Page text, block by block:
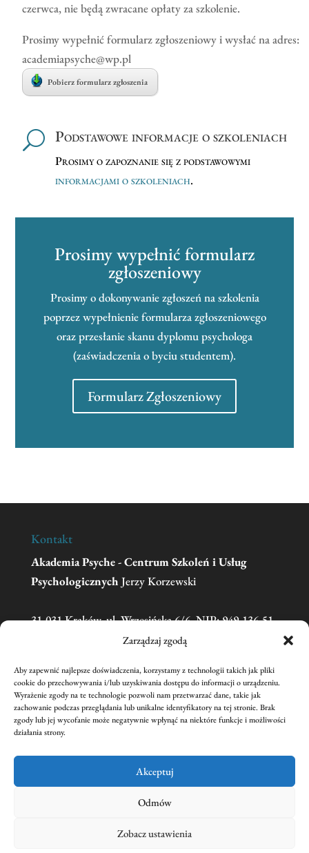
Zarządzaj zgodą
Aby zapewnić najlepsze doświadczenia, korzystamy z technologii takich jak pliki
cookie do przechowywania i/lub uzyskiwania dostępu do informacji o urządzeniu.
Wyrażenie zgody na te technologie pozwoli nam przetwarzać dane, takie jak
zachowanie podczas przeglądania lub unikalne identyfikatory na tej stronie. Brak
zgody lub jej wycofanie może negatywnie wpłynąć na niektóre funkcje i możliwości
działania strony.
Akceptuj
Odmów
Zobacz ustawienia
czerwca, nie będą zwracane opłaty za szkolenie.
Prosimy wypełnić formularz zgłoszeniowy i wysłać na adres:
academiapsyche@wp.pl
Pobierz formularz zgłoszenia
U Podstawowe informacje o szkoleniach
Prosimy o zapoznanie się z podstawowymi
informacjami o szkoleniach.
Prosimy wypełnić formularz
zgłoszeniowy
Prosimy o dokonywanie zgłoszeń na szkolenia
poprzez wypełnienie formularza zgłoszeniowego
oraz przesłanie skanu dyplomu psychologa
(zaświadczenia o byciu studentem).
Formularz Zgłoszeniowy
Kontakt
Akademia Psyche - Centrum Szkoleń i Usług
Psychologicznych Jerzy Korzewski
31-031 Kraków, ul. Wrzesińska 6/6, NIP: 949-136-51-
Telefon:606 681 595(w sprawie zgłoszeń na
szkolenia prosimy o kontakt mailowy)
Email:academiapsyche@wp.pl
nr konta:
Jerzy Korzewski